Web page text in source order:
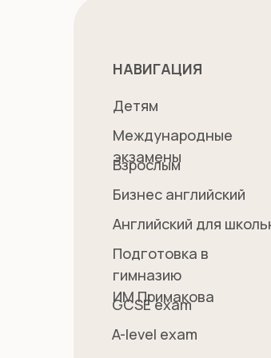
НАВИГАЦИЯ
Детям
Международные
экзамены
Взрослым
Бизнес английский
Английский для
Подготовка в
гимназию
ИМ Примакова
GCSE exam
A-level exam